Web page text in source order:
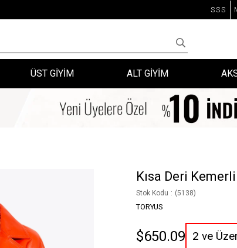
SSS
ÜST GİYİM ALT GİYİM
Kısa Deri
Stok Kodu (5138)
TORYUS
$650.09 2 ve